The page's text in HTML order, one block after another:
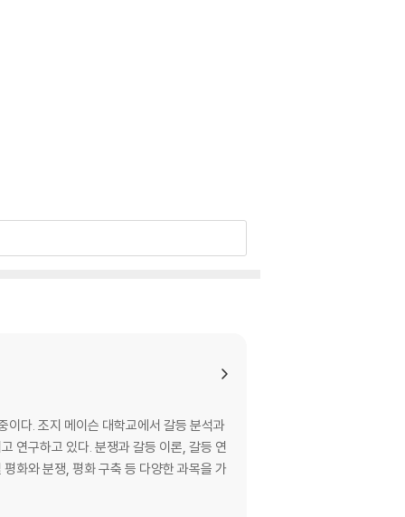
. 조지 메이슨 대학교에서 갈등 분석과
연구하고 있다. 분쟁과 갈등 이론, 갈등 연
화와 분쟁, 평화 구축 등 다양한 과목을 가